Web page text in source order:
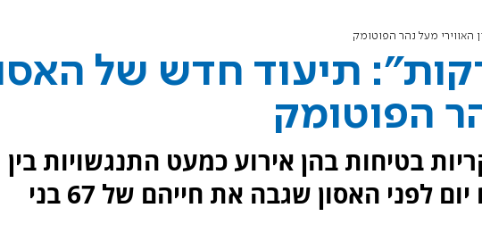
"60 דקות": תיעוד חדש של
הפוטומק
בטיחות בהן אירוע כמעט התנגשויות בין
מטוסים ומסוקים צבאיים יום לפני האסון שגבה את חייהם של 67 בני